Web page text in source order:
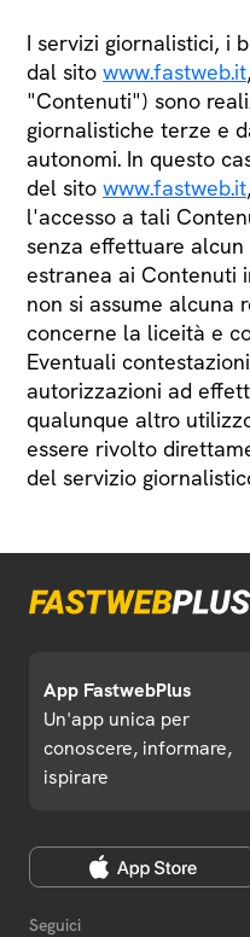
I servizi giornalistici, i
dal sito www.fastweb.it
"Contenuti") sono
giornalistiche terze e
autonomi. In questo
del sito www.fastweb.it
l'accesso a tali
senza effettuare
estranea ai Contenuti
non si assume alcuna
concerne la liceità e
Eventuali
autorizzazioni ad
qualunque altro
essere rivolto
del servizio
App FastwebPlus
Un'app unica per
conoscere, informare,
ispirare
Seguici